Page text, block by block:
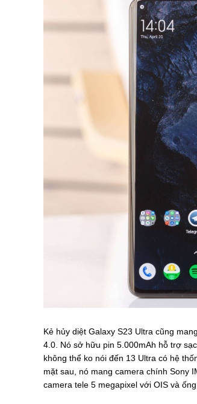
Kẻ hủy diệt Galaxy S23 Ultra cũng
4.0. Nó sở hữu pin 5.000mAh hỗ trợ
không thể ko nói đến 13 Ultra có hệ
mặt sau, nó mang camera chính Sony
camera tele 5 megapixel với OIS và